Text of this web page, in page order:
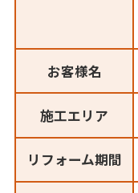
お客様名
施工エリア
リフォーム期間